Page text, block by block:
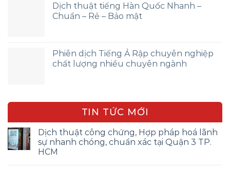
Dịch thuật tiếng Hàn Quốc Nhanh –
Chuẩn – Rẻ – Bảo mật
Phiên dịch Tiếng Ả Rập chuyên nghiệp
chất lượng nhiều chuyên ngành
TIN TỨC MỚI
Dịch thuật công chứng, Hợp pháp hoá lãnh
sự nhanh chóng, chuẩn xác tại Quận 3 TP.
HCM